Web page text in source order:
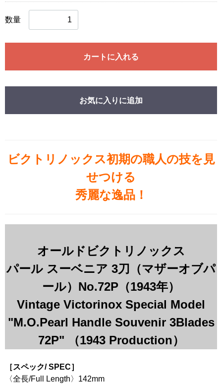
数量
カートに入れる
お気に入りに追加
ビクトリノックス初期の職人の技を見
せつける
秀麗な逸品！
オールドビクトリノックス
パール スーベニア 3刀（マザーオブパ
ール）No.72P（1943年）
Vintage Victorinox Special Model
"M.O.Pearl Handle Souvenir 3Blades
72P" （1943 Production）
［スペック/ SPEC］
〈全長/Full Length〉142mm